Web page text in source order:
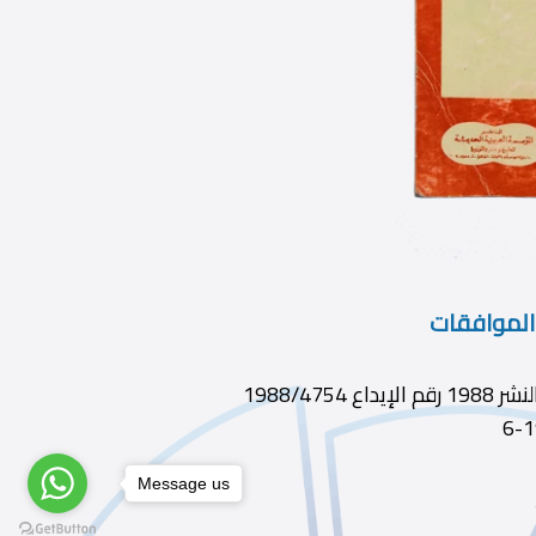
59 ديوى 239 الطبعة الناشر المؤسسة العربية الحديثة سنة النشر 1988 رقم الإيداع 1988/4754
Message us